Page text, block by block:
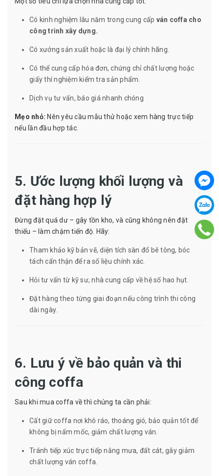
Có kinh nghiệm lâu năm trong cung cấp ván coffa cho
công trình xây dựng.
Có xưởng sản xuất hoặc là đại lý chính hãng.
Có thể cung cấp hóa đơn, chứng chỉ chất lượng hoặc
giấy thí nghiệm kiểm tra sản phẩm.
Dịch vụ tư vấn, báo giá nhanh chóng
Mẹo nhỏ: Nên yêu cầu mẫu thử hoặc xem hàng trực tiếp
nếu lần đầu hợp tác.
5. Ước lượng khối lượng và
đặt hàng hợp lý
Đừng đặt quá dư – gây tồn kho, và cũng không nên đặt
thiếu – làm chậm tiến độ. Hãy:
Tham khảo kỹ bản vẽ, diện tích sàn đổ bê tông, bóc
tách cẩn thận để ra số liệu chính xác.
Hỏi tư vấn từ kỹ sư, nhà cung cấp về hệ số hao hụt.
Đặt hàng theo từng giai đoạn nếu công trình thi công
dài ngày.
6. Lưu ý về bảo quản và thi
công coffa
Sau khi mua coffa về thì chúng ta cần phải:
Cất giữ coffa nơi khô ráo, thoáng gió, bảo quản tốt để
không bị nấm mốc, giảm chất lượng ván.
Tránh tiếp xúc trực tiếp nắng mưa, đất cát, gây giảm
chất lượng ván coffa.